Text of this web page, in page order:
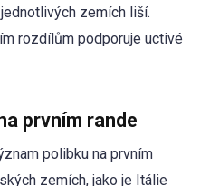
zemích liší.
rozdílům podporuje uctivé
prvním rande
polibku na prvním
zemích, jako je Itálie